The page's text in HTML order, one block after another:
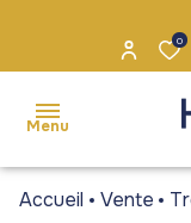
0
Menu
Accueil Vente